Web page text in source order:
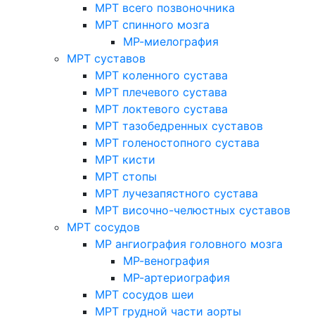
МРТ всего позвоночника
МРТ спинного мозга
МР-миелография
МРТ суставов
МРТ коленного сустава
МРТ плечевого сустава
МРТ локтевого сустава
МРТ тазобедренных суставов
МРТ голеностопного сустава
МРТ кисти
МРТ стопы
МРТ лучезапястного сустава
МРТ височно-челюстных суставов
МРТ сосудов
МР ангиография головного мозга
МР-венография
МР-артериография
МРТ сосудов шеи
МРТ грудной части аорты